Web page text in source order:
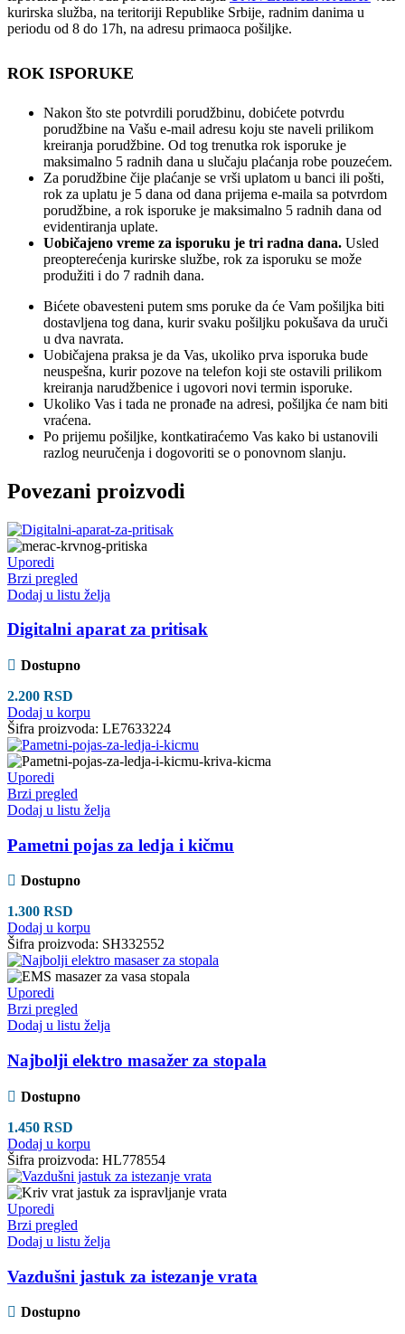
kurirska služba, na teritoriji Republike Srbije, radnim danima u
periodu od 8 do 17h, na adresu primaoca pošiljke.
ROK ISPORUKE
Nakon što ste potvrdili porudžbinu, dobićete potvrdu
porudžbine na Vašu e-mail adresu koju ste naveli prilikom
kreiranja porudžbine. Od tog trenutka rok isporuke je
maksimalno 5 radnih dana u slučaju plaćanja robe pouzećem.
Za porudžbine čije plaćanje se vrši uplatom u banci ili pošti,
rok za uplatu je 5 dana od dana prijema e-maila sa potvrdom
porudžbine, a rok isporuke je maksimalno 5 radnih dana od
evidentiranja uplate.
Uobičajeno vreme za isporuku je tri radna dana. Usled
preopterećenja kurirske službe, rok za isporuku se može
produžiti i do 7 radnih dana.
Bićete obavesteni putem sms poruke da će Vam pošiljka biti
dostavljena tog dana, kurir svaku pošiljku pokušava da uruči
u dva navrata.
Uobičajena praksa je da Vas, ukoliko prva isporuka bude
neuspešna, kurir pozove na telefon koji ste ostavili prilikom
kreiranja narudžbenice i ugovori novi termin isporuke.
Ukoliko Vas i tada ne pronađe na adresi, pošiljka će nam biti
vraćena.
Po prijemu pošiljke, kontkatiraćemo Vas kako bi ustanovili
razlog neuručenja i dogovoriti se o ponovnom slanju.
Povezani proizvodi
Uporedi
Brzi pregled
Dodaj u listu želja
Digitalni aparat za pritisak
Dostupno
2.200 RSD
Dodaj u korpu
Šifra proizvoda: LE7633224
Uporedi
Brzi pregled
Dodaj u listu želja
Pametni pojas za ledja i kičmu
Dostupno
1.300 RSD
Dodaj u korpu
Šifra proizvoda: SH332552
Uporedi
Brzi pregled
Dodaj u listu želja
Najbolji elektro masažer za stopala
Dostupno
1.450 RSD
Dodaj u korpu
Šifra proizvoda: HL778554
Uporedi
Brzi pregled
Dodaj u listu želja
Vazdušni jastuk za istezanje vrata
Dostupno